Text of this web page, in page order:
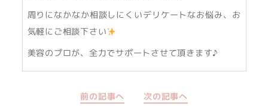
周りになかなか相談しにくいデリケートなお悩み、お
気軽にご相談下さい
美容のプロが、全力でサポートさせて頂きます♪
前の記事へ 次の記事へ